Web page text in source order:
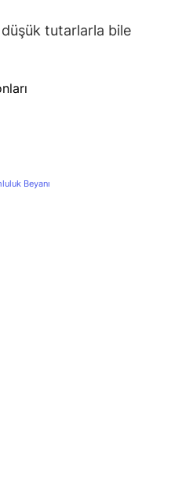
düşük tutarlarla bile
Beyanı